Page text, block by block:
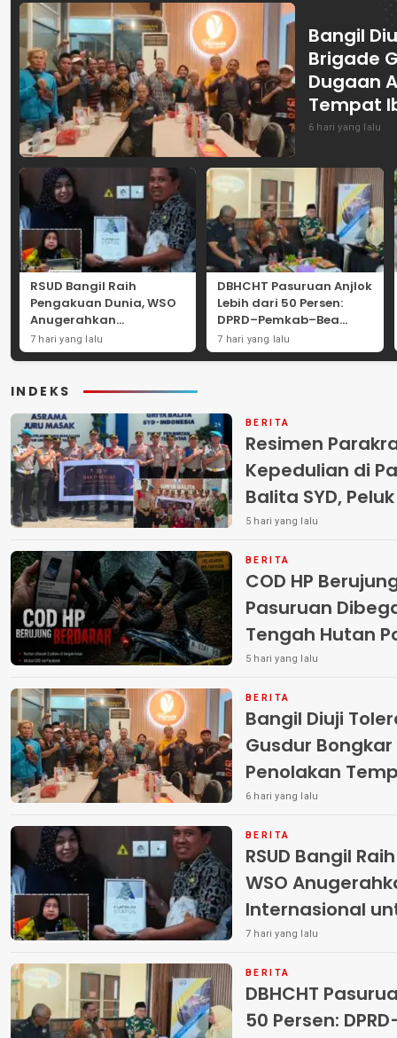
Bangil
Brigade
Dugaan
Tempat
6 hari yang lalu
RSUD Bangil Raih
Pengakuan Dunia, WSO
Anugerahkan
Penghargaan
Internasional untuk
7 hari yang lalu
DBHCHT Pasuruan Anjlok
Lebih dari 50 Persen:
DPRD–Pemkab–Bea
Cukai Perkuat Perang
Melawan Peredaran
7 hari yang lalu
INDEKS
BERITA
Resimen
Kepedulian di
Balita SYD,
Terlantar
5 hari yang lalu
BERITA
COD HP
Pasuruan
Tengah Hutan Polisi Buru Tiga
Pelaku
5 hari yang lalu
BERITA
Bangil Diuji
Gusdur
Penolakan
6 hari yang lalu
BERITA
RSUD Bangil
WSO
Internasional
7 hari yang lalu
BERITA
DBHCHT
50 Persen: